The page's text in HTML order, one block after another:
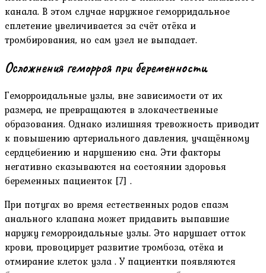
канала. В этом случае наружное геморридальное
сплетение увеличивается за счёт отёка и
тромбирования, но сам узел не выпадает.
Осложнения геморроя при беременности
Геморроидальные узлы, вне зависимости от их
размера, не превращаются в злокачественные
образования. Однако излишняя тревожность приводит
к повышению артериального давления, учащённому
сердцебиению и нарушению сна. Эти факторы
негативно сказываются на состоянии здоровья
беременных пациенток [7] .
При потугах во время естественных родов спазм
анального клапана может придавить выпавшие
наружу геморроидальные узлы. Это нарушает отток
крови, провоцирует развитие тромбоза, отёка и
отмирание клеток узла . У пациентки появляются